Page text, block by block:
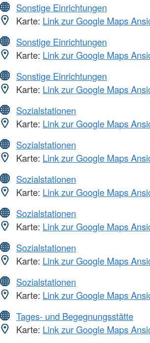
Sonstige Einrichtungen
Karte: Link zur Google Maps
Sonstige Einrichtungen
Karte: Link zur Google Maps
Sonstige Einrichtungen
Karte: Link zur Google Maps
Sozialstationen
Karte: Link zur Google Maps
Sozialstationen
Karte: Link zur Google Maps
Sozialstationen
Karte: Link zur Google Maps
Sozialstationen
Karte: Link zur Google Maps
Sozialstationen
Karte: Link zur Google Maps
Sozialstationen
Karte: Link zur Google Maps
Tages- und Begegnungsstätte
Karte: Link zur Google Maps